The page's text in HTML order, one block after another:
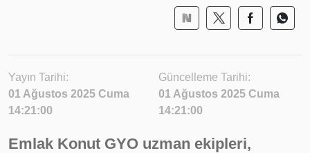
Yayın Tarihi:
01 Ağustos 2025 Cuma
14:21:00
Güncelleme Tarihi:
01 Ağustos 2025 Cuma
14:21:00
Emlak Konut GYO uzman ekipleri,